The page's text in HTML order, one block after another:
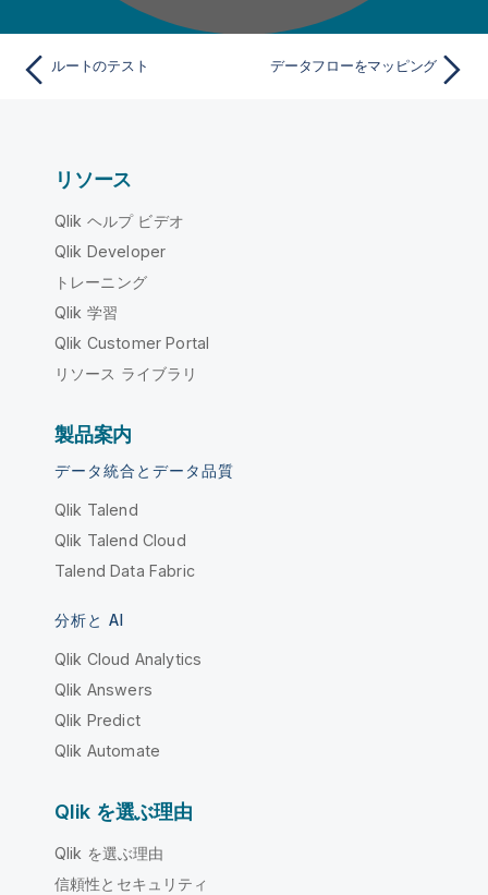
ルートのテスト データフローをマッピング
リソース
Qlik ヘルプ ビデオ
Qlik Developer
トレーニング
Qlik 学習
Qlik Customer Portal
リソース ライブラリ
製品案内
データ統合とデータ品質
Qlik Talend
Qlik Talend Cloud
Talend Data Fabric
分析と AI
Qlik Cloud Analytics
Qlik Answers
Qlik Predict
Qlik Automate
Qlik を選ぶ理由
Qlik を選ぶ理由
信頼性とセキュリティ